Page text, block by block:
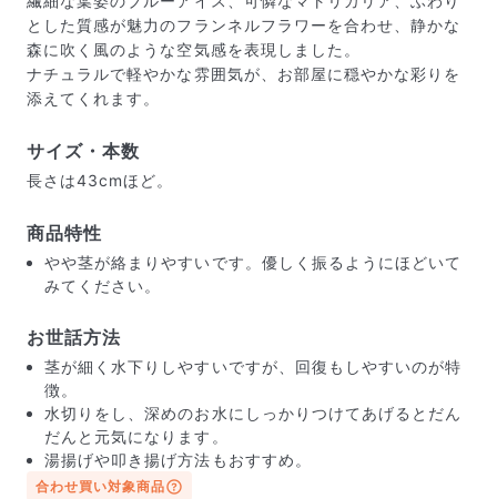
中の衝撃による折れや擦れを軽減する効果があります。
とした質感が魅力のフランネルフラワーを合わせ、静かな
森に吹く風のような空気感を表現しました。
ナチュラルで軽やかな雰囲気が、お部屋に穏やかな彩りを
添えてくれます。
サイズ・本数
長さは43cmほど。
商品特性
やや茎が絡まりやすいです。優しく振るようにほどいて
みてください。
お世話方法
茎が細く水下りしやすいですが、回復もしやすいのが特
徴。
水切りをし、深めのお水にしっかりつけてあげるとだん
だんと元気になります。
湯揚げや叩き揚げ方法もおすすめ。
合わせ買い対象商品